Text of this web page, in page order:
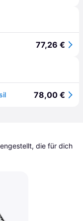
77,26 €
78,00 €
die für dich